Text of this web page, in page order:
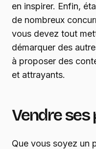
en inspirer. Enfin,
de nombreux
vous devez tout
démarquer des
à proposer des
et attrayants.
Vendre
Que vous soyez un